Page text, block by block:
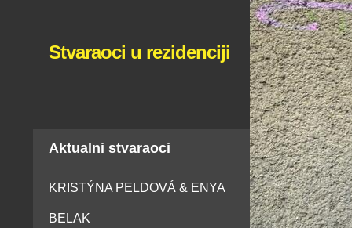
Stvaraoci u rezidenciji
Aktualni stvaraoci
KRISTÝNA PELDOVÁ & ENYA
BELAK